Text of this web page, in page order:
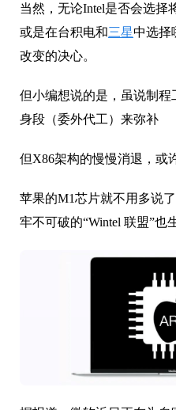
当然，无论Intel是否会选择
或是在台积电和三星中选择
改变的决心。
但小编想说的是，虽说制
身段（委外代工）来弥补
但X86架构的慢慢消退，或
苹果的M1芯片就不用多说
牢不可破的“Wintel 联盟”也